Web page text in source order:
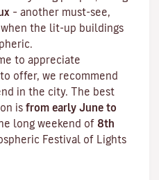
– another must-see,
the lit-up buildings
to appreciate
offer, we recommend
in the city. The best
is from early June to
long weekend of 8th
Festival of Lights